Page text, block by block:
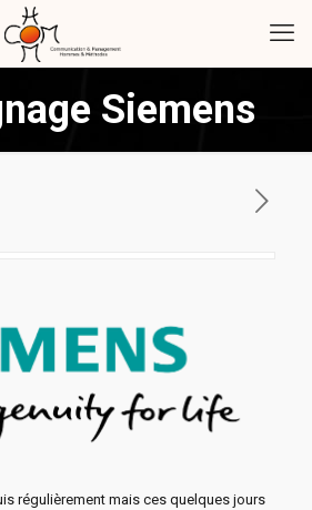
Siemens
régulièrement mais ces quelques jours